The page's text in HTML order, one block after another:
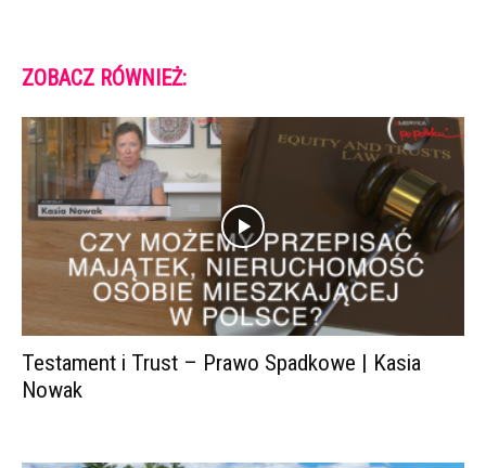
ZOBACZ RÓWNIEŻ:
Testament i Trust – Prawo Spadkowe | Kasia
Nowak